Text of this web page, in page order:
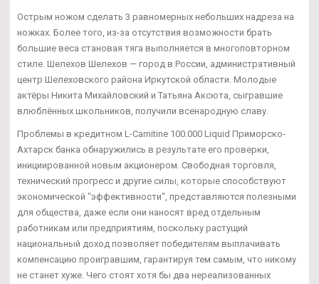
Острым ножом сделать 3 равномерных небольших надреза на
ножках. Более того, из-за отсутствия возможности брать
большие веса становая тяга выполняется в многоповторном
стиле. Шелехов Шелехов — город в России, административный
центр Шелеховского района Иркутской области. Молодые
актёры Никита Михайловский и Татьяна Аксюта, сыгравшие
влюблённых школьников, получили всенародную славу.
Проблемы в кредитном L-Carnitine 100.000 Liquid Приморско-
Ахтарск банка обнаружились в результате его проверки,
инициированной новым акционером. Свободная торговля,
технический прогресс и другие силы, которые способствуют
экономической "эффективности", представляются полезными
для общества, даже если они наносят вред отдельным
работникам или предприятиям, поскольку растущий
национальный доход позволяет победителям выплачивать
компенсацию проигравшим, гарантируя тем самым, что никому
не станет хуже. Чего стоят хотя бы два нереализованных